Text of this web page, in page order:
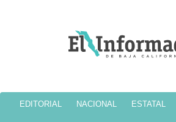
EDITORIAL NACIONAL ESTATAL